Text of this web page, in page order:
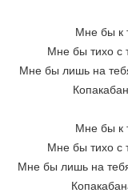
Мне бы к
Мне бы тихо с
Мне бы лишь на
Мне бы к
Мне бы тихо с
Мне бы лишь на тебя